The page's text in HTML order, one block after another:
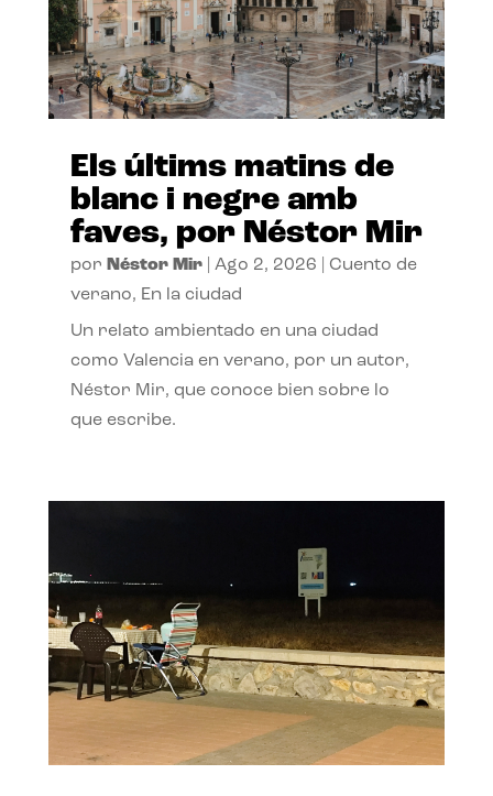
Els últims matins de
blanc i negre amb
faves, por Néstor Mir
por Néstor Mir| Ago 2, 2026
Cuento de
verano, En la ciudad
Un relato ambientado en una ciudad
como Valencia en verano, por un autor,
Néstor Mir, que conoce bien sobre lo
que escribe.